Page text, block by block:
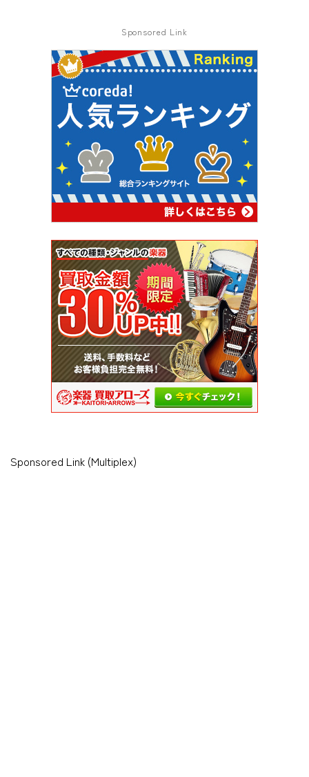
Sponsored Link
Sponsored Link (Multiplex)